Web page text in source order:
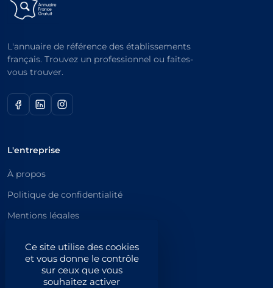
Ce site utilise des cookies
et vous donne le contrôle
sur ceux que vous
souhaitez activer
L'annuaire de référence des établissements
français. Trouvez un professionnel ou faites-
vous trouver.
L'entreprise
À propos
Politique de confidentialité
Mentions légales
Catégories principales
Catégories